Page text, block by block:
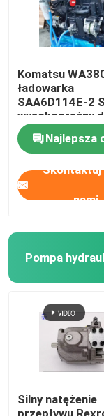
Komatsu
ładowarka
SAA6D114E-2
wysokoprężny
koparki PC300
Najlepsza
Skontaktuj
nami
Pompa
Silny natężenie
przepływu